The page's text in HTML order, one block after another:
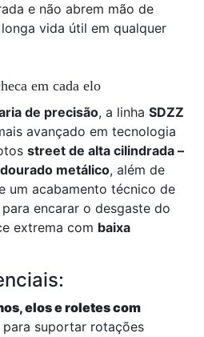
e não abrem mão de
vida útil em qualquer
em cada elo
de precisão, a linha SDZZ
avançado em tecnologia
street de alta cilindrada –
dourado metálico, além de
um acabamento técnico de
encarar o desgaste do
extrema com baixa
elos e roletes com
para suportar rotações